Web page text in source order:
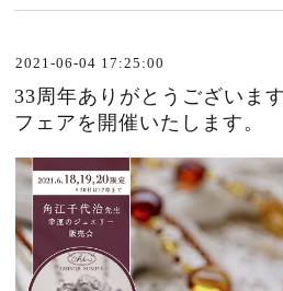
2021-06-04 17:25:00
33周年ありがとうございま
フェアを開催いたします。